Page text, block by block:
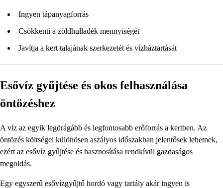
Ingyen tápanyagforrás
Csökkenti a zöldhulladék mennyiségét
Javítja a kert talajának szerkezetét és vízháztartását
Esővíz gyűjtése és okos felhasználása
öntözéshez
A víz az egyik legdrágább és legfontosabb erőforrás a kertben. Az
öntözés költségei különösen aszályos időszakban jelentősek lehetnek,
ezért az esővíz gyűjtése és hasznosítása rendkívül gazdaságos
megoldás.
Egy egyszerű esővízgyűjtő hordó vagy tartály akár ingyen is